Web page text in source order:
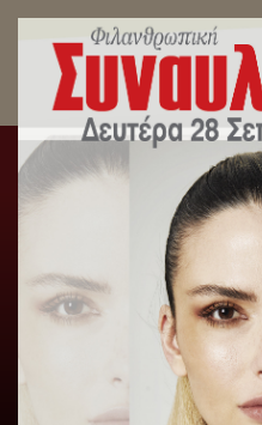
Μητροπολίτης
αν έχετε, αγκαλιάστε